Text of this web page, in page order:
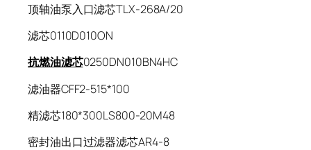
顶轴油泵入口滤芯TLX-268A/20
滤芯0110D010ON
抗燃油滤芯0250DN010BN4HC
滤油器CFF2-515*100
精滤芯180*300LS800-20M48
密封油出口过滤器滤芯AR4-8